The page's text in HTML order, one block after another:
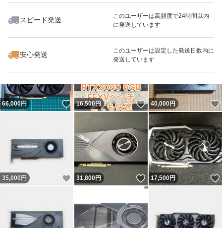
スピード発送
このユーザーは高頻度で24時間以内
に発送しています
安心発送
このユーザーは設定した発送日数内に
発送しています
いいね！
22,000
66,000円 いいね！
16,500円 いいね！
40,000円
35,000 円 いいね！
31,800円 いいね！
17,500円